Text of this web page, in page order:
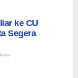
ke CU
Segera